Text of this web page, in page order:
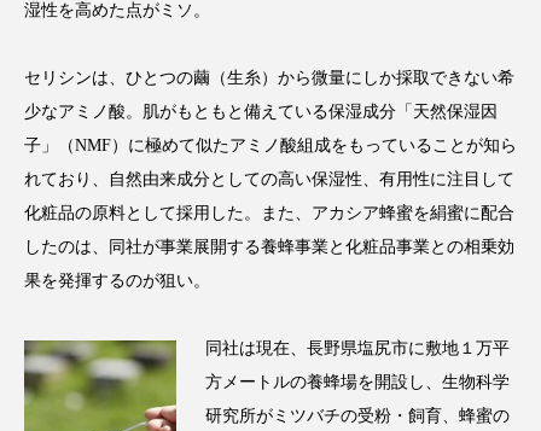
アンチエイジング
インタビュー インナービューティー 冷え
ウェアラブルデバイス ウェルネス
ウェルビーイング エイジングケア
カウンセラー
カカイオイル ガジェット キーワード
湿性を高めた点がミソ。
セリシンは、ひとつの繭（生糸）から微量にしか採取できない希
少なアミノ酸。肌がもともと備えている保湿成分「天然保湿因
子」（NMF）に極めて似たアミノ酸組成をもっていることが知ら
れており、自然由来成分としての高い保湿性、有用性に注目して
化粧品の原料として採用した。また、アカシア蜂蜜を絹蜜に配合
したのは、同社が事業展開する養蜂事業と化粧品事業との相乗効
果を発揮するのが狙い。
同社は現在、長野県塩尻市に敷地１万平
方メートルの養蜂場を開設し、生物科学
研究所がミツバチの受粉・飼育、蜂蜜の